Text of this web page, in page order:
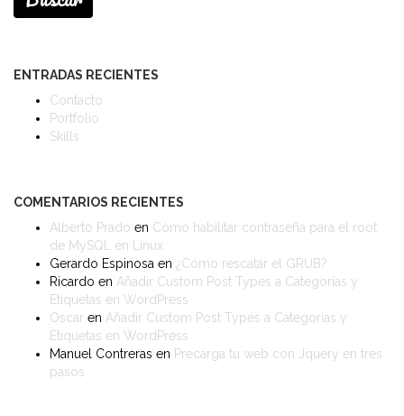
ENTRADAS RECIENTES
Contacto
Portfolio
Skills
COMENTARIOS RECIENTES
Alberto Prado en Cómo habilitar contraseña para el root
de MySQL en Linux
Gerardo Espinosa en ¿Cómo rescatar el GRUB?
Ricardo en Añadir Custom Post Types a Categorías y
Etiquetas en WordPress
Oscar en Añadir Custom Post Types a Categorías y
Etiquetas en WordPress
Manuel Contreras en Precarga tu web con Jquery en tres
pasos